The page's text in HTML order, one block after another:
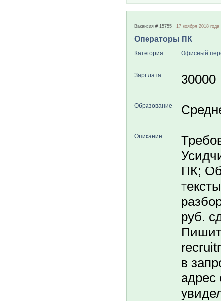
Вакансия # 15755 17 ноября 2018 года
Операторы ПК
Категория Офисный
Зарплата 30000
Образование
Описание
ПК;
руб.
в
адрес